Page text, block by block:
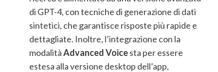
di GPT-4, con tecniche di generazione di dati
sintetici, che garantisce risposte più rapide e
dettagliate. Inoltre, l’integrazione con la
modalitàAdvanced Voicesta per essere
estesa alla versione desktop dell’app,